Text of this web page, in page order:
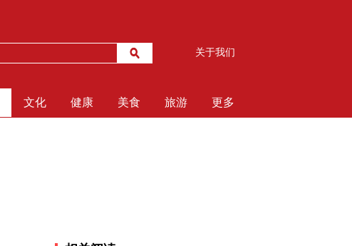
关于我们
文化 健康 美食 旅游 更多